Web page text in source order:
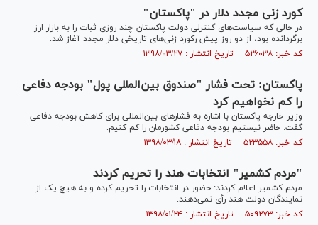
کورد زنی مجدد دلار در "پاکستان"
در حالی که سیاست‌های کنترلی دولت پاکستان چند روزی ثبات را به بازار ارز
برگردانده بود، از دو روز پیش رکورد زنی‌های تاریخی دلار مجدد آغاز شد.
کد خبر: ۵۲۶۰۳۸ تاریخ انتشار : ۱۳۹۸/۰۳/۲۷
پاکستان: تحت فشار "صندوق بین‌المللی پول" بودجه دفاعی
را کم نخواهیم کرد
وزیر خارجه پاکستان با اشاره به فشارهای بین‌المللی برای کاهش بودجه دفاعی
گفت: حاضر نیستیم بودجه دفاعی کشورمان را کم کنیم.
کد خبر: ۵۲۳۵۵۸ تاریخ انتشار : ۱۳۹۸/۰۳/۱۸
"مردم کشمیر" انتخابات هند را تحریم کردند
مردم کشمیر اعلام کردند: حضور در انتخابات را تحریم کرده و به هیچ یک از
نمایندگان دولت هند رأی نمی‌دهند.
کد خبر: ۵۰۹۲۷۳ تاریخ انتشار : ۱۳۹۸/۰۱/۲۴